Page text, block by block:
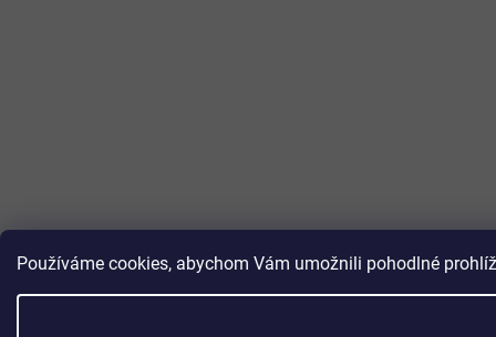
Používáme cookies, abychom Vám umožnili pohodlné